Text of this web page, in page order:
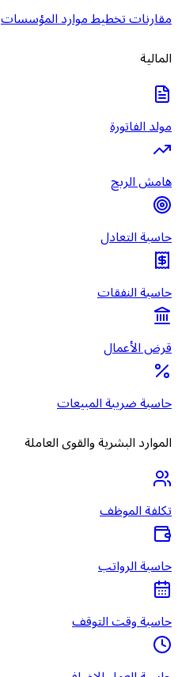
مقارنات تخطيط موارد المؤسسات
المالية
مولد الفاتورة
هامش الربح
حاسبة التعادل
حاسبة النفقات
قرض الأعمال
حاسبة ضريبة المبيعات
الموارد البشرية والقوى العاملة
تكلفة الموظف
حاسبة الرواتب
حاسبة وقت التوقف